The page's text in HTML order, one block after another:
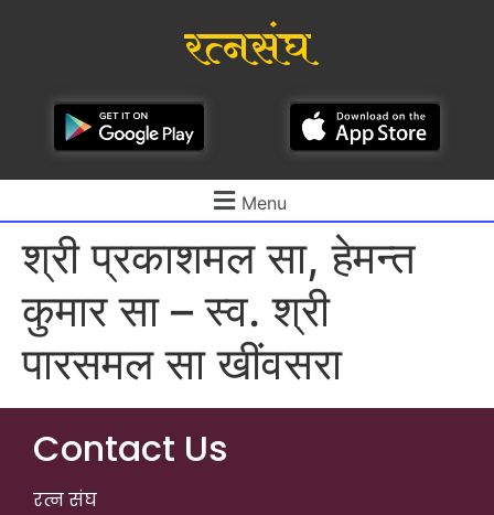
रत्नसंघ
Menu
श्री प्रकाशमल सा, हेमन्त
कुमार सा – स्व. श्री
पारसमल सा खींवसरा
Contact Us
रत्न संघ